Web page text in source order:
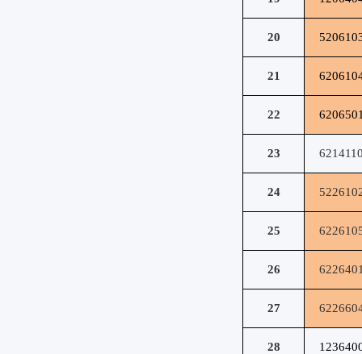
20
21
22
23
24
25
26
27
28